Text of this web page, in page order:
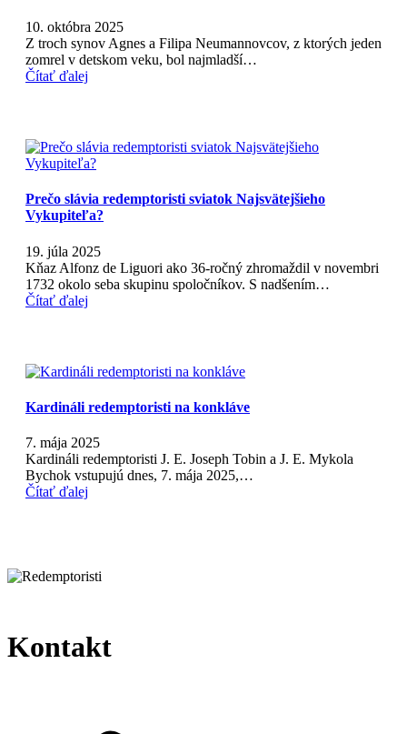
10. októbra 2025
Z troch synov Agnes a Filipa Neumannovcov, z ktorých jeden
zomrel v detskom veku, bol najmladší…
Čítať ďalej
Prečo slávia redemptoristi sviatok Najsvätejšieho
Vykupiteľa?
19. júla 2025
Kňaz Alfonz de Liguori ako 36-ročný zhromaždil v novembri
1732 okolo seba skupinu spoločníkov. S nadšením…
Čítať ďalej
Kardináli redemptoristi na konkláve
7. mája 2025
Kardináli redemptoristi J. E. Joseph Tobin a J. E. Mykola
Bychok vstupujú dnes, 7. mája 2025,…
Čítať ďalej
Kontakt